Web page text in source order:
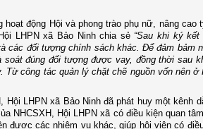
động Hội và phong trào phụ nữ, nâng cao
LHPN xã Bảo Ninh chia sẻ “Sau khi ký
các đối tượng chính sách khác. Để đảm bảm
đúng đối tượng được vay, đồng thời sau
công tác quản lý chặt chẽ nguồn vốn nên ở
LHPN xã Bảo Ninh đã phát huy một kênh
NHCSXH, Hội LHPN xã có điều kiện quan
được các nhiệm vụ khác, giúp hội viên có